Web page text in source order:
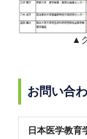
▲
お問い合
日本医学教